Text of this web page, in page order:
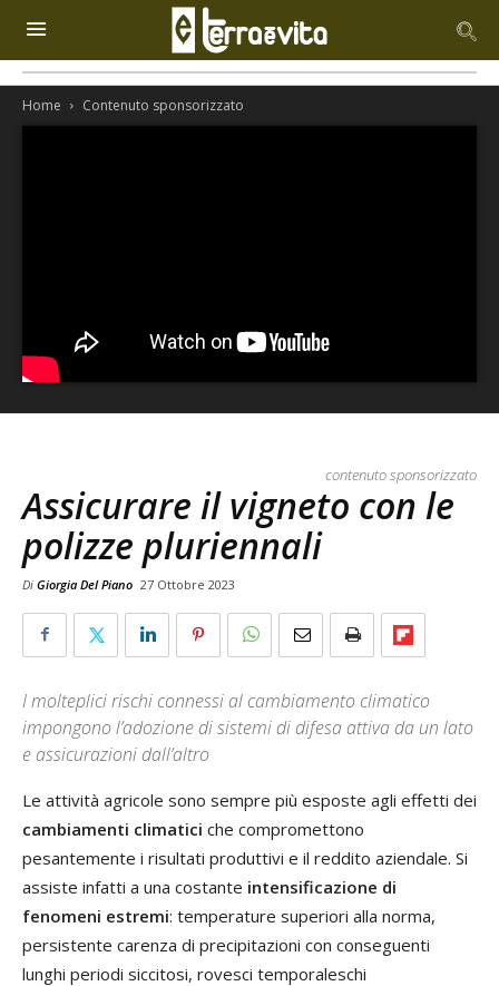
Home Contenuto sponsorizzato
contenuto sponsorizzato
Assicurare il vigneto con le
polizze pluriennali
Di Giorgia Del Piano 27 Ottobre 2023
I molteplici rischi connessi al cambiamento climatico
impongono l’adozione di sistemi di difesa attiva da un lato
e assicurazioni dall’altro
Le attività agricole sono sempre più esposte agli effetti dei
cambiamenti climatici che compromettono
pesantemente i risultati produttivi e il reddito aziendale. Si
assiste infatti a una costante intensificazione di
fenomeni estremi: temperature superiori alla norma,
persistente carenza di precipitazioni con conseguenti
lunghi periodi siccitosi, rovesci temporaleschi